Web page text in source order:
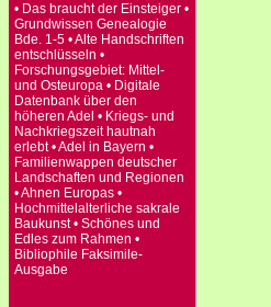
• Das braucht der Einsteiger •
Grundwissen Genealogie
Bde. 1-5 • Alte Handschriften
entschlüsseln •
Forschungsgebiet: Mittel-
und Osteuropa • Digitale
Datenbank über den
höheren Adel • Kriegs- und
Nachkriegszeit hautnah
erlebt • Adel in Bayern •
Familienwappen deutscher
Landschaften und Regionen
• Ahnen Europas •
Hochmittelalterliche sakrale
Baukunst • Schönes und
Edles zum Rahmen •
Bibliophile Faksimile-
Ausgabe